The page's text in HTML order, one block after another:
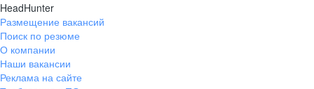
HeadHunter
Размещение вакансий
Поиск по резюме
О компании
Наши вакансии
Реклама на сайте